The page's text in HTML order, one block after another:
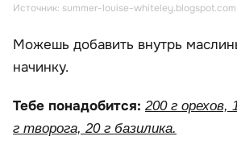
Источник: summer-louise-whiteley.blogspot.com
Можешь добавить внутрь
начинку.
Тебе понадобится: 200 г
г творога, 20 г базилика.